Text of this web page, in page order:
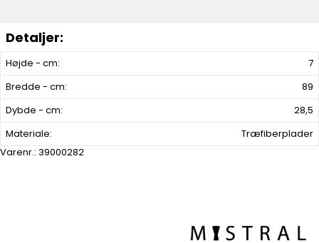
Højde - cm:
7
Bredde - cm:
89
Dybde - cm:
28,5
Materiale:
Træfiberplader
Varenr.: 39000282